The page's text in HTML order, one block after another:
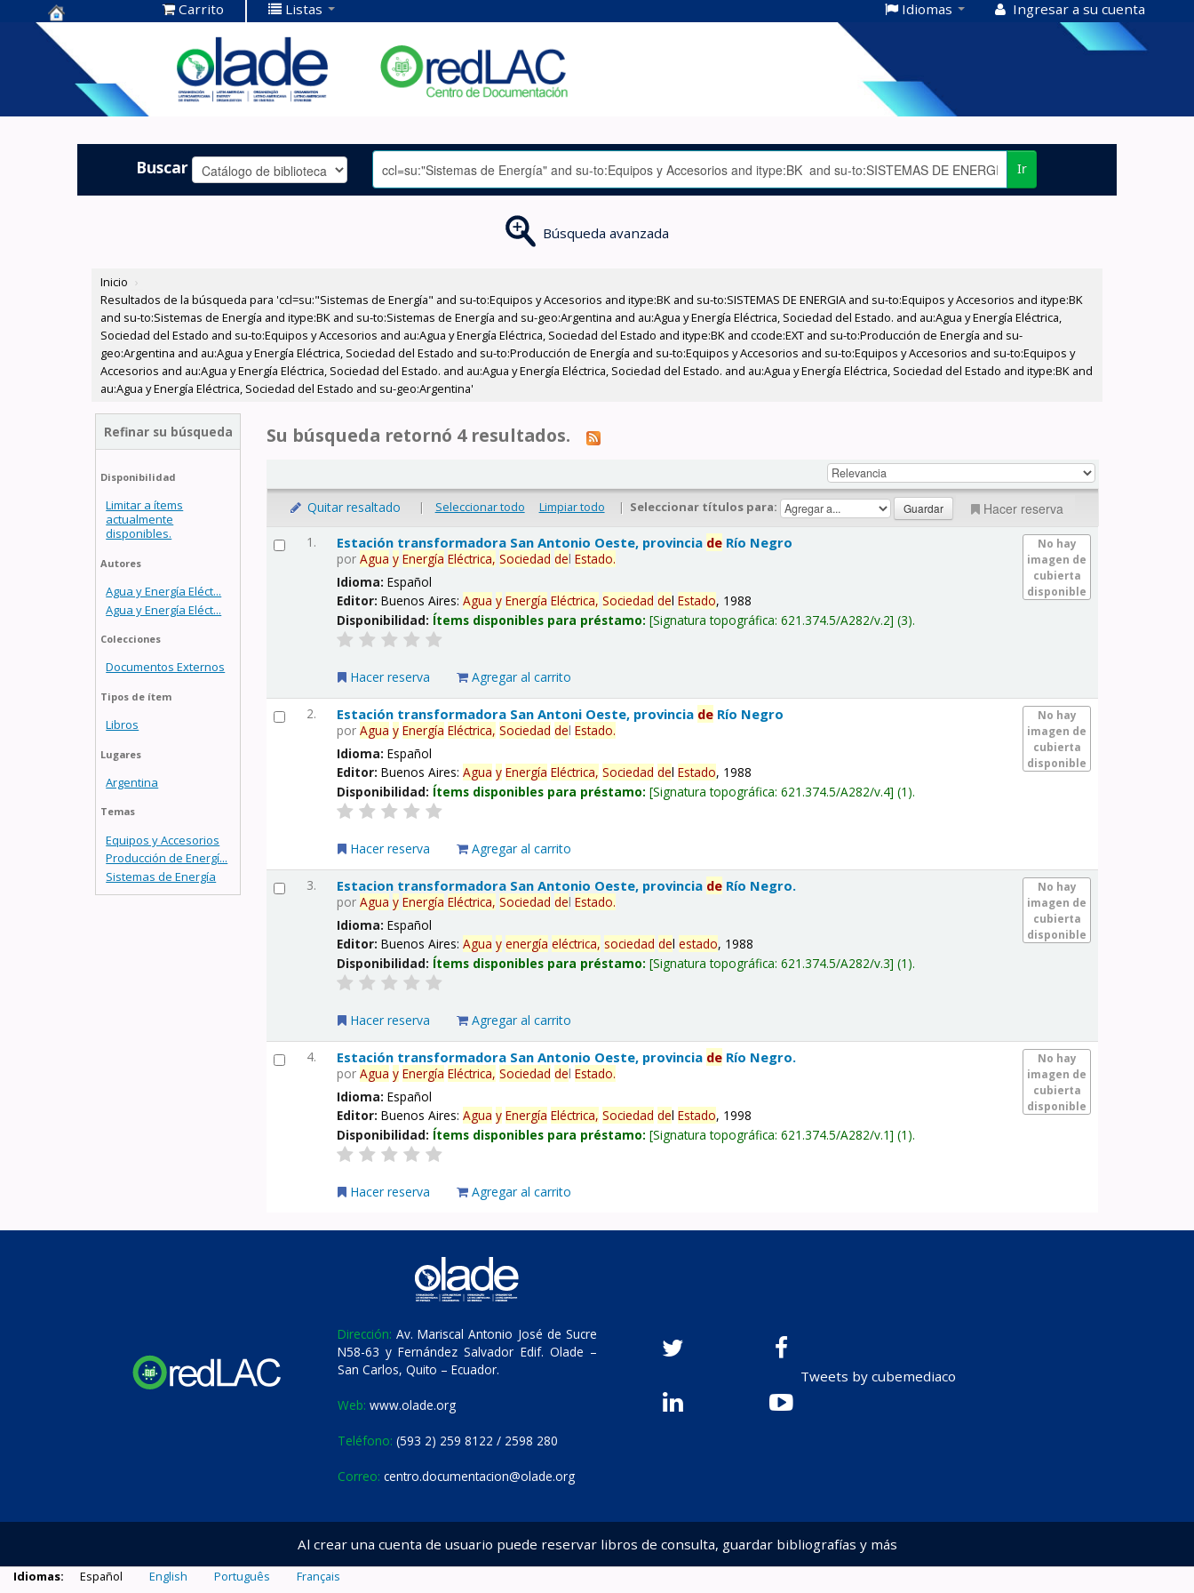
Centro de
Documentación
OLADE -
Carrito Listas Idiomas Ingresar a su cuenta
Buscar Ir
Búsqueda avanzada
Inicio ›
Resultados de la búsqueda para 'ccl=su:"Sistemas de Energía" and su-to:Equipos y Accesorios and itype:BK and su-to:SISTEMAS DE ENERGIA and su-to:Equipos y Accesorios and itype:BK
and su-to:Sistemas de Energía and itype:BK and su-to:Sistemas de Energía and su-geo:Argentina and au:Agua y Energía Eléctrica, Sociedad del Estado. and au:Agua y Energía Eléctrica,
Sociedad del Estado and su-to:Equipos y Accesorios and au:Agua y Energía Eléctrica, Sociedad del Estado and itype:BK and ccode:EXT and su-to:Producción de Energía and su-
geo:Argentina and au:Agua y Energía Eléctrica, Sociedad del Estado and su-to:Producción de Energía and su-to:Equipos y Accesorios and su-to:Equipos y Accesorios and su-to:Equipos y
Accesorios and au:Agua y Energía Eléctrica, Sociedad del Estado. and au:Agua y Energía Eléctrica, Sociedad del Estado. and au:Agua y Energía Eléctrica, Sociedad del Estado and itype:BK and
au:Agua y Energía Eléctrica, Sociedad del Estado and su-geo:Argentina'
Refinar su búsqueda
Disponibilidad
Limitar a ítems
actualmente
disponibles.
Autores
Agua y Energía Eléct...
Agua y Energía Eléct...
Colecciones
Documentos Externos
Tipos de ítem
Libros
Lugares
Argentina
Temas
Equipos y Accesorios
Producción de Energí...
Sistemas de Energía
Su búsqueda retornó 4 resultados.
Quitar resaltado | Seleccionar todo Limpiar todo | Seleccionar títulos para: Hacer reserva
1.
No hay
imagen de
cubierta
disponible
Estación transformadora San Antonio Oeste, provincia de Río Negro
porAgua y Energía Eléctrica, Sociedad delEstado.
Idioma:Español
Editor:Buenos Aires:Agua y Energía Eléctrica, Sociedad delEstado, 1988
Disponibilidad: Ítems disponibles para préstamo: Signatura topográfica:621.374.5/A282/v.2 (3).
Hacer reserva Agregar al carrito
2.
No hay
imagen de
cubierta
disponible
Estación transformadora San Antoni Oeste, provincia de Río Negro
porAgua y Energía Eléctrica, Sociedad delEstado.
Idioma:Español
Editor:Buenos Aires:Agua y Energía Eléctrica, Sociedad delEstado, 1988
Disponibilidad: Ítems disponibles para préstamo: Signatura topográfica:621.374.5/A282/v.4 (1).
Hacer reserva Agregar al carrito
3.
No hay
imagen de
cubierta
disponible
Estacion transformadora San Antonio Oeste, provincia de Río Negro.
porAgua y Energía Eléctrica, Sociedad delEstado.
Idioma:Español
Editor:Buenos Aires:Agua y energía eléctrica, sociedad delestado, 1988
Disponibilidad: Ítems disponibles para préstamo: Signatura topográfica:621.374.5/A282/v.3 (1).
Hacer reserva Agregar al carrito
4.
No hay
imagen de
cubierta
disponible
Estación transformadora San Antonio Oeste, provincia de Río Negro.
porAgua y Energía Eléctrica, Sociedad delEstado.
Idioma:Español
Editor:Buenos Aires:Agua y Energía Eléctrica, Sociedad delEstado, 1998
Disponibilidad: Ítems disponibles para préstamo: Signatura topográfica:621.374.5/A282/v.1 (1).
Hacer reserva Agregar al carrito
Dirección: Av. Mariscal Antonio José de Sucre
N58-63 y Fernández Salvador Edif. Olade –
San Carlos, Quito – Ecuador.
Web: www.olade.org
Teléfono: (593 2) 259 8122 / 2598 280
Correo: centro.documentacion@olade.org
Tweets by cubemediaco
Al crear una cuenta de usuario puede reservar libros de consulta, guardar bibliografías y más
Idiomas: Español English Português Français